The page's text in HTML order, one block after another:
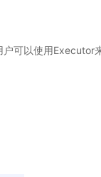
可以使用Executor